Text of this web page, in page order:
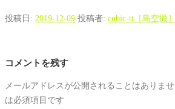
投稿日: 2019-12-09 投稿者: cubic-tt［島空撮］
コメントを残す
メールアドレスが公開されることはありませ
は必須項目です